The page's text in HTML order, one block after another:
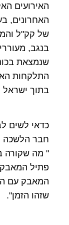
האירועים
האחרונים,
של קק"ל
בנגב,
שנמצאת
התלקחות
בתוך ישראל
כדאי לשים
חבר הלשכה
" מה שקורה
פתיל
המאבק עם
שזהו הזמן".